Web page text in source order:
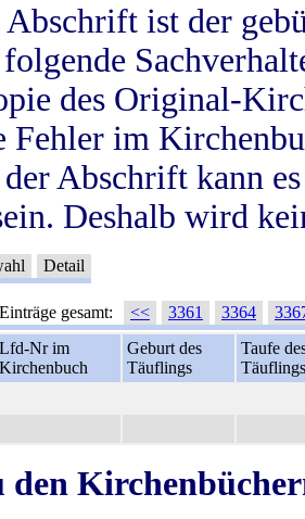
Abschrift ist der
des Original-
Fehler im
Abschrift kann
Deshalb wird
Detail
gesamt: << 3361 3364
Lfd-Nr im
Kirchenbuch
Geburt des
Täuflings
Taufe
Täuflings
den